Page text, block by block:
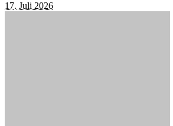
17. Juli 2026